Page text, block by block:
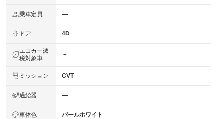
乗車定員 ―
ドア 4D
エコカー減
税対象車
－
ミッション CVT
過給器 ―
車体色 パールホワイト